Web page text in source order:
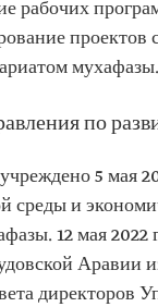
рабочих
проектов
мухафазы.
по
5 мая
среды и
12 мая 2022
Аравии
директоров